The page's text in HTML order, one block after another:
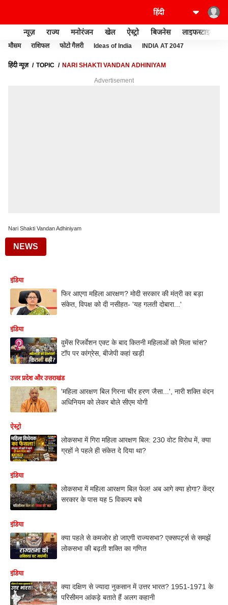
न्यूज़ राज्य मनोरंजन खेल ऐस्ट्रो बिजनेस लाइफस्टाइल
मौसम राशिफल फोटो गैलरी Ideas of India INDIA AT 2047
हिंदी न्यूज़ TOPIC NARI SHAKTI VANDAN ADHINIYAM
Advertisement
Nari Shakti Vandan Adhiniyam
NEWS
इंडिया
फिर आएगा महिला आरक्षण? मोदी सरकार की मंत्री का बड़ा
संकेत, विपक्ष को दी नसीहत- 'यह गलती दोबारा...'
इंडिया
वुमेंस रिजर्वेशन एक्ट के बाद कितनी महिलाओं को मिला चांस?
टॉप पर कांग्रेस, बीजेपी कहां खड़ी
उत्तर प्रदेश और उत्तराखंड
'महिला आरक्षण बिल गिरना चीर हरण जैसा...', नारी शक्ति वंदन
अधिनियम को लेकर बोले सीएम योगी
ऐस्ट्रो
लोकसभा में गिरा महिला आरक्षण बिल: 230 वोट विरोध में, क्या
ग्रहों ने पहले ही संकेत दे दिया था?
इंडिया
लोकसभा में महिला आरक्षण बिल फेल! अब आगे क्या होगा? केंद्र
सरकार के पास यह 5 विकल्प बचे
इंडिया
क्या पहले से कमजोर हो जाएगी राज्यसभा? एक्सपर्ट्स से समझें
लोकसभा की बढ़ती शक्ति का गणित
इंडिया
क्या दक्षिण से ज्यादा नुकसान में उत्तर भारत? 1951-1971 के
परिसीमन आंकड़े बताते हैं अलग कहानी